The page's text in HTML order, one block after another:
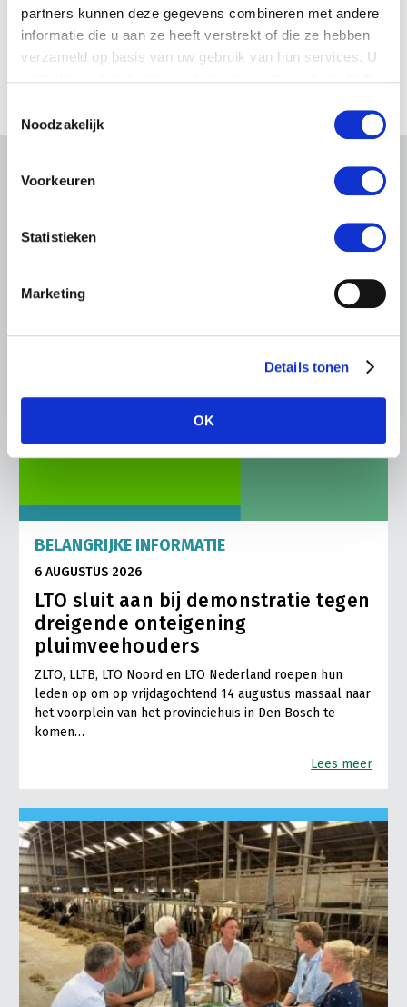
partners kunnen deze gegevens combineren met andere
informatie die u aan ze heeft verstrekt of die ze hebben
verzameld op basis van uw gebruik van hun services. U
Noodzakelijk
Voorkeuren
Statistieken
Marketing
Details tonen
OK
Gerelateerd nieuws
Abonneren via e-mail
BELANGRIJKE INFORMATIE
6 AUGUSTUS 2026
LTO sluit aan bij demonstratie tegen
dreigende onteigening
pluimveehouders
ZLTO, LLTB, LTO Noord en LTO Nederland roepen hun
leden op om op vrijdagochtend 14 augustus massaal naar
het voorplein van het provinciehuis in Den Bosch te
komen…
Lees meer